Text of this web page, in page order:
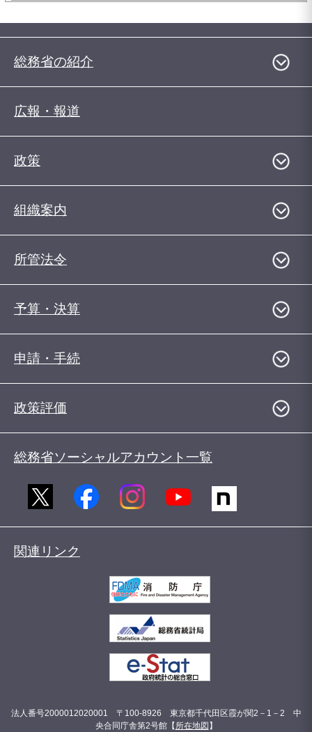
総務省の紹介
広報・報道
政策
組織案内
所管法令
予算・決算
申請・手続
政策評価
総務省ソーシャルアカウント一覧
関連リンク
法人番号2000012020001 〒100-8926 東京都千代田区霞が関2－1－2 中
央合同庁舎第2号館【 所在地図 】